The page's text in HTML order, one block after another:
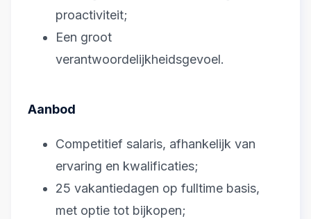
proactiviteit;
Een groot
verantwoordelijkheidsgevoel.
Aanbod
Competitief salaris, afhankelijk van
ervaring en kwalificaties;
25 vakantiedagen op fulltime basis,
met optie tot bijkopen;